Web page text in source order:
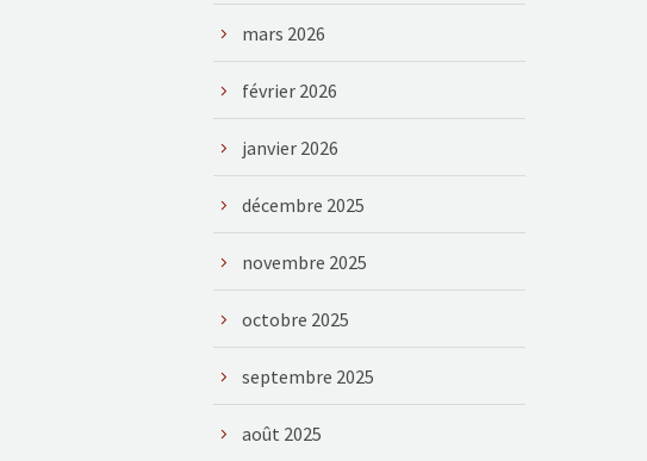
mars 2026
février 2026
janvier 2026
décembre 2025
novembre 2025
octobre 2025
septembre 2025
août 2025